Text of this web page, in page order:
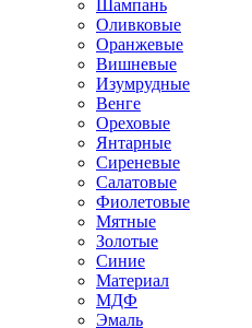
Шампань
Оливковые
Оранжевые
Вишневые
Изумрудные
Венге
Ореховые
Янтарные
Сиреневые
Салатовые
Фиолетовые
Мятные
Золотые
Синие
Материал
МДФ
Эмаль